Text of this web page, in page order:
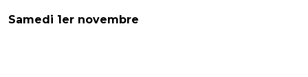
Samedi 1er novembre